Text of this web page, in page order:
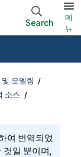
Search
메
뉴
모델링
소스
여 번역되었
것일 뿐이며,